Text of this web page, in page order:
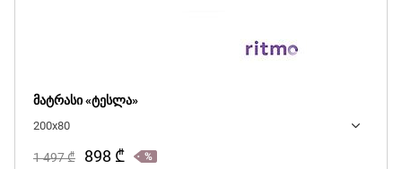
მატრასი «ტესლა»
200x80
1 497₾ 898 ₾